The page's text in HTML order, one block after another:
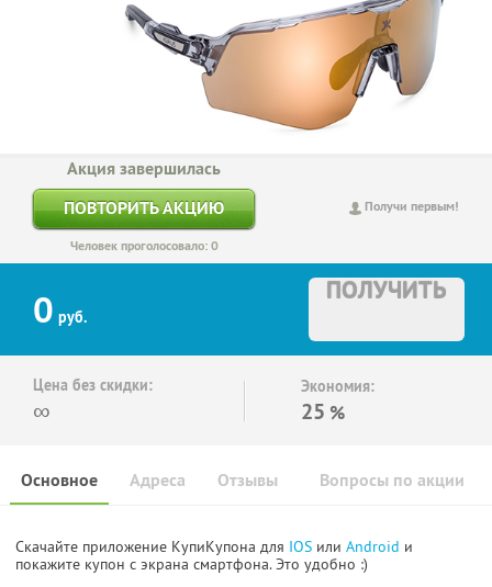
Получи первым!
Акция завершилась
ПОВТОРИТЬ АКЦИЮ
Человек проголосовало: 0
0 руб.
ПОЛУЧИТЬ
Цена без скидки:
∞
Экономия:
25 %
Основное Отзывы Вопросы по акции
Адреса
Скачайте приложение КупиКупона для IOS или Android и
покажите купон с экрана смартфона. Это удобно :)